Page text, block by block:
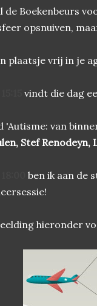
de Boekenbeurs
opsnuiven,
plaatsje vrij in je
vindt die dag
'Autisme: van
Stef
ben ik aan de
hieronder